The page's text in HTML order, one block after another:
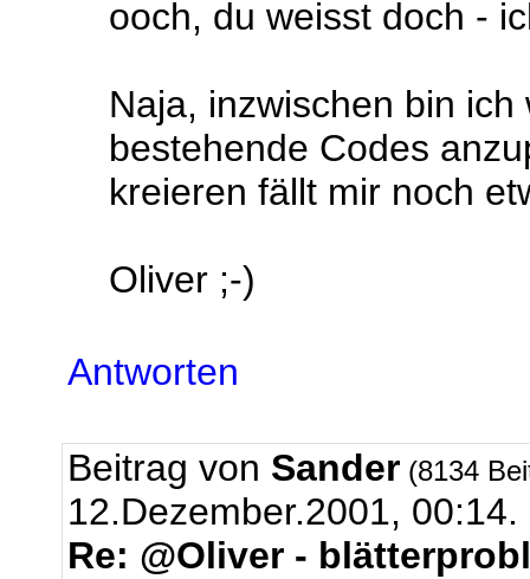
ooch, du weisst doch -
Naja, inzwischen bin
bestehende Codes
kreieren fällt mir noch
Oliver ;-)
Antworten
Beitrag von Sander (8134
12.Dezember.2001, 00:14.
Re: @Oliver -